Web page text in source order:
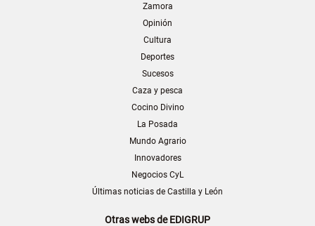
Zamora
Opinión
Cultura
Deportes
Sucesos
Caza y pesca
Cocino Divino
La Posada
Mundo Agrario
Innovadores
Negocios CyL
Últimas noticias de Castilla y León
Otras webs de EDIGRUP